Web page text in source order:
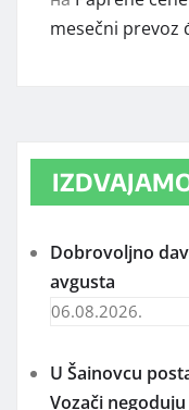
mesečni prevoz
Dobrovoljno
avgusta
06.08.2026.
U Šainovcu
Vozači